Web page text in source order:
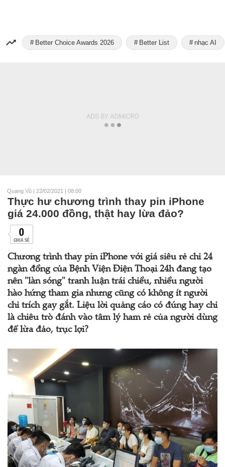
Better Choice Awards 2026 Better List nhạc AI
Quang Vũ | 22/02/2021 | 08:00
Thực hư chương trình thay pin iPhone
giá 24.000 đồng, thật hay lừa đảo?
0
CHIA SẺ
Chương trình thay pin iPhone với giá siêu rẻ chỉ 24
ngàn đồng của Bệnh Viện Điện Thoại 24h đang tạo
nên "làn sóng" tranh luận trái chiều, nhiều người
hào hứng tham gia nhưng cũng có không ít người
chỉ trích gay gắt. Liệu lời quảng cáo có đúng hay chỉ
là chiêu trò đánh vào tâm lý ham rẻ của người dùng
để lừa đảo, trục lợi?